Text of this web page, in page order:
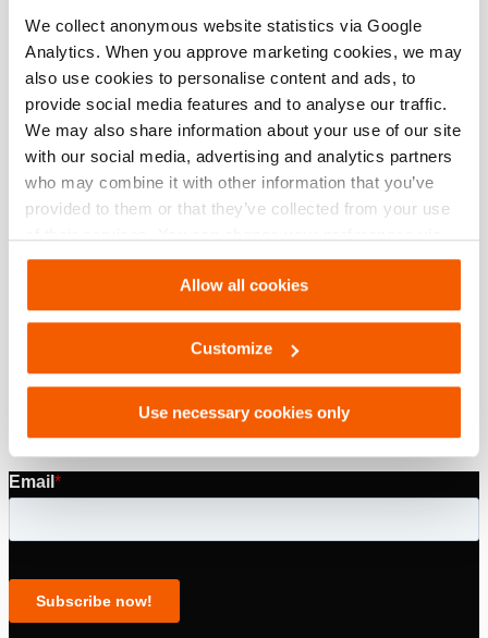
We collect anonymous website statistics via Google
Analytics. When you approve marketing cookies, we may
also use cookies to personalise content and ads, to
provide social media features and to analyse our traffic.
We may also share information about your use of our site
with our social media, advertising and analytics partners
who may combine it with other information that you’ve
provided to them or that they’ve collected from your use
Settings. See ourcookiestatement.
Allow all cookies
Customize
Use necessary cookies only
P2 Ausgangsdruck 12 / 1.2 (bar/Mpa)
Abmessungen, Gewicht und Temperatur
Downloads
Quick Start Guide T-Splitter
540.4 KB
Herunterladen